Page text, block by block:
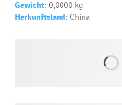
Gewicht: 0,0000 kg
Herkunftsland: China